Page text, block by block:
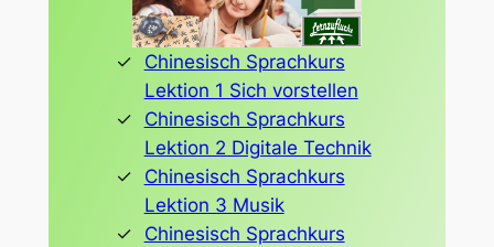
Chinesisch Sprachkurs
Lektion 1 Sich vorstellen
Chinesisch Sprachkurs
Lektion 2 Digitale Technik
Chinesisch Sprachkurs
Lektion 3 Musik
Chinesisch Sprachkurs